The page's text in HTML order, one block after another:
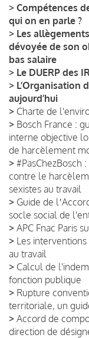
> Compétences
qui on en parle ?
> Les
dévoyée de son
bas salaire
> Le DUERP des
> L’Organisation
aujourd’hui
> Charte de
> Bosch France :
interne objective
de harcèlement
> #PasChezBosch
contre le
sexistes au travail
> Guide de
socle social de
> APC Fnac Paris
> Les
au travail
> Calcul de
fonction publique
> Rupture
territoriale, un
> Accord de
direction de